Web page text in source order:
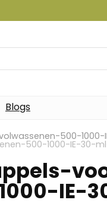
Blogs
500-
500-1000-IE-30-
IE-